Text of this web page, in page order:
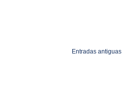
Entradas antiguas